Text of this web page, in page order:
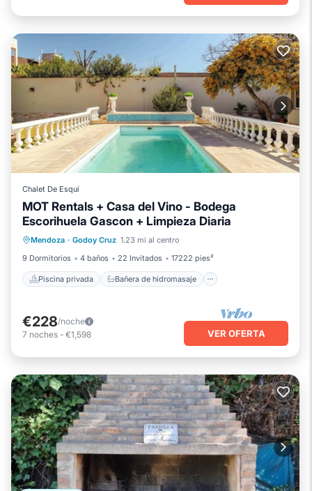
Chalet De Esquí
MOT Rentals + Casa del Vino - Bodega
Escorihuela Gascon + Limpieza Diaria
Mendoza · Godoy Cruz 1.23 mi al centro
9 Dormitorios
4 baños 22 Invitados 17222 pies²
Piscina privada Bañera de hidromasaje
Piscina privada
Bañera de hidromasaje
Aparcamiento
Piscina
€228/noche
7 noches - €1,598 VER OFERTA